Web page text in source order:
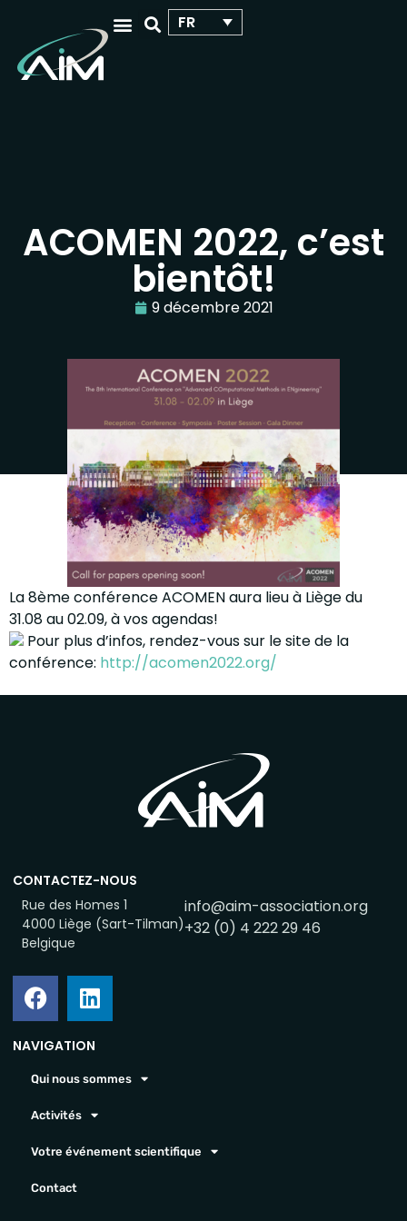
FR
ACOMEN 2022, c’est
bientôt!
9 décembre 2021
La 8ème conférence ACOMEN aura lieu à Liège du
31.08 au 02.09, à vos agendas!
Pour plus d’infos, rendez-vous sur le site de la
conférence: http://acomen2022.org/
CONTACTEZ-NOUS
Rue des Homes 1
4000 Liège (Sart-Tilman)
Belgique
info@aim-association.org
+32 (0) 4 222 29 46
NAVIGATION
Qui nous sommes
Activités
Votre événement scientifique
Contact